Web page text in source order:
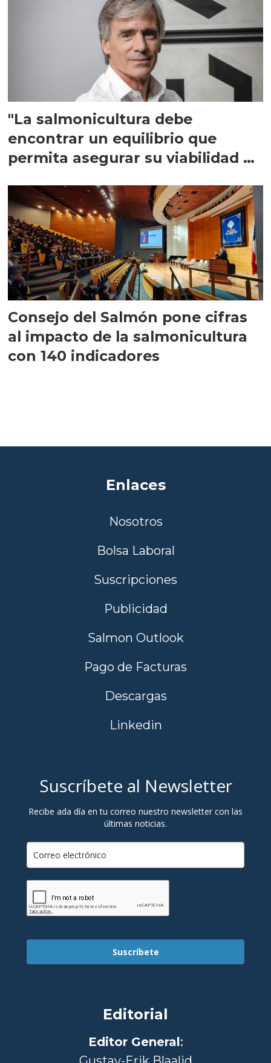
"La salmonicultura debe
encontrar un equilibrio que
permita asegurar su viabilidad de
Consejo del Salmón pone cifras
al impacto de la salmonicultura
con 140 indicadores
Enlaces
Nosotros
Bolsa Laboral
Suscripciones
Publicidad
Salmon Outlook
Pago de Facturas
Descargas
Linkedin
Suscríbete al Newsletter
Recibe ada día en tu correo nuestro newsletter con las
últimas noticias.
Suscríbete
Editorial
Editor General :